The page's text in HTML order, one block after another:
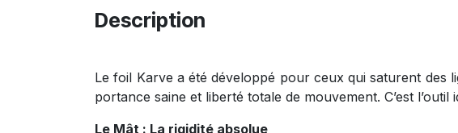
Description
Le foil Karve a été développé pour ceux qui saturent des
portance saine et liberté totale de mouvement. C’est
Le Mât : La rigidité absolue